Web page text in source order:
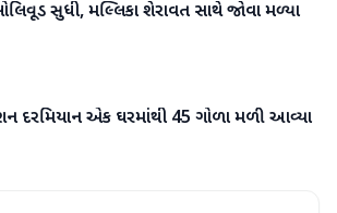
સુધી, મલ્લિકા શેરાવત સાથે જોવા મળ્યા
દરમિયાન એક ઘરમાંથી 45 ગોળા મળી આવ્યા